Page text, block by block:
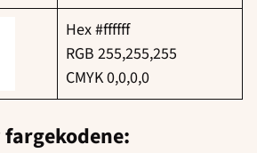
Hex #ffffff
RGB 255,255,255
CMYK 0,0,0,0